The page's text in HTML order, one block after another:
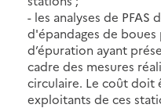
- les analyses de
d'épandages de
d’épuration ayant
cadre des mesures
circulaire. Le coût doit
exploitants de ces